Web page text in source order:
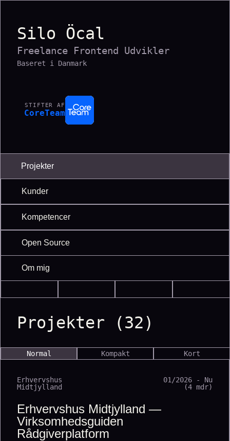
Silo Öcal
Freelance Frontend Udvikler
Baseret i Danmark
STIFTER AF
CoreTeam
Projekter
Kunder
Kompetencer
Open Source
Om mig
Projekter (32)
Normal Kompakt Kort
Erhvervshus
Midtjylland
01/2026 - Nu
(4 mdr)
Erhvervshus Midtjylland —
Virksomhedsguiden
Rådgiverplatform